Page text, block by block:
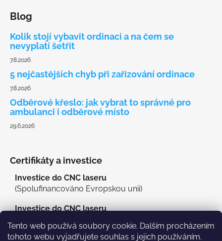
Tento web používá soubory cookie. Dalším procházením
tohoto webu vyjadřujete souhlas s jejich používáním.
Blog
Kolik stojí vybavit ordinaci a na čem se
nevyplatí šetřit
7.8.2026
5 nejčastějších chyb při zařizování ordinace
7.8.2026
Odběrové křeslo: jak vybrat to správné pro
ambulanci i odběrové místo
29.6.2026
Certifikáty a investice
Investice do CNC laseru
(Spolufinancováno Evropskou unií)
Investice do CNC laseru